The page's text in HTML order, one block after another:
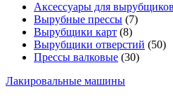
Аксессуары для вырубщиков
Вырубные прессы (7)
Вырубщики карт (8)
Вырубщики отверстий (50)
Прессы валковые (30)
Лакировальные машины